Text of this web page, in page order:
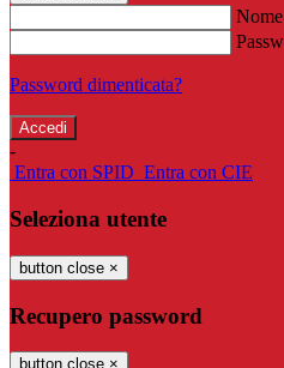
Password dimenticata?
-
Entra con SPID Entra con CIE
Seleziona utente
button close ×
Recupero password
button close ×